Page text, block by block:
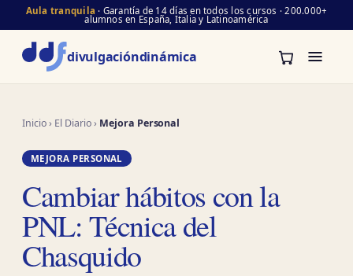
Aula tranquila · Garantía de 14 días en todos los cursos · 200.000+
alumnos en España, Italia y Latinoamérica
divulgacióndinámica
Inicio› El Diario› Mejora Personal
MEJORA PERSONAL
Cambiar hábitos con la
PNL: Técnica del
Chasquido